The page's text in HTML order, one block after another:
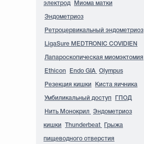
электрод Миома матки
Эндометриоз
Ретроцервикальный эндометриоз
LigaSure MEDTRONIC COVIDIEN
Лапароскопическая миомэктомия
Ethicon Endo GIA Olympus
Резекция кишки Киста яичника
Умбиликальный доступ ГПОД
Нить Монокрил Эндометриоз
кишки Thunderbeat Грыжа
пищеводного отверстия